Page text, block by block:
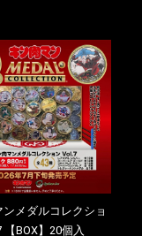
定
ンメダルコレクショ
【BOX】20個入